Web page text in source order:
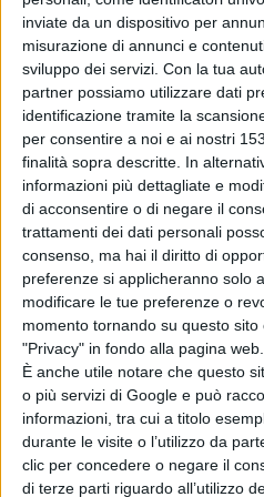
inviate da un dispositivo per
misurazione di annunci e
sviluppo dei servizi. Con la tua
partner possiamo utilizzare dati
identificazione tramite la
per consentire a noi e ai nostri
finalità sopra descritte. In
informazioni più dettagliate e
di acconsentire o di negare il
trattamenti dei dati personali
consenso, ma hai il diritto di
preferenze si applicheranno solo
modificare le tue preferenze o
momento tornando su questo
"Privacy" in fondo alla pagina web.
È anche utile notare che questo
o più servizi di Google e può
informazioni, tra cui a titolo
durante le visite o l’utilizzo da
clic per concedere o negare il
di terze parti riguardo all’utilizzo
non potrebbe restare
fosse appurata sono pronto a
esposto contro ignoti.
possibile salvare la data
un danno per 60 mila
muove 10 milioni di euro che
L'assessore Biancareddu
specifico. Ma dice: «Il
protezione ambiente non
stavamo nell'alveo dei pareri
Voglio vedere le carte prima
Comunque ora
per mettere rimedio subito al
LE REAZIONI